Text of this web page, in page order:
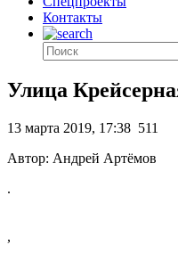
Контакты
Улица
13 марта 2019, 17:38 511
Автор: Андрей Артёмов
.
,